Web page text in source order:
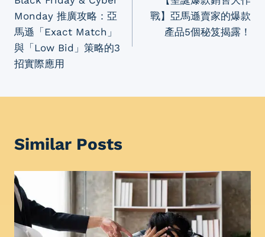
navigation
Monday 推廣攻略：亞
馬遜「Exact Match」
與「Low Bid」策略的3
招實際應用
戰】亞馬遜賣家的爆款
產品5個秘笈揭露！
Similar Posts